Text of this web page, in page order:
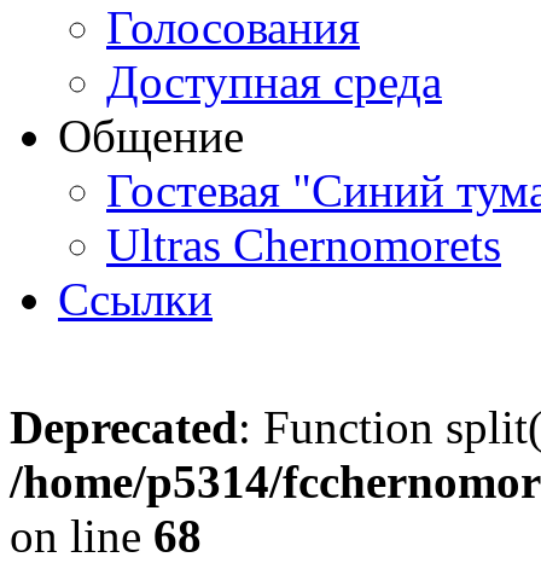
Голосования
Доступная среда
Общение
Гостевая "Синий
Ultras Chernomorets
Ссылки
Deprecated: Function
/home/p5314/
on line 68